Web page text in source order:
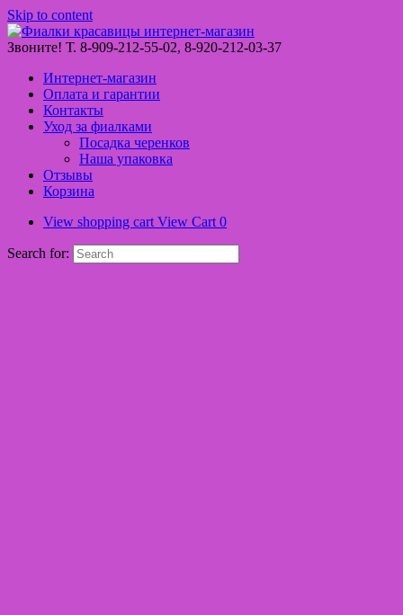
Skip to content
Звоните! Т. 8-909-212-55-02, 8-920-212-03-37
Интернет-магазин
Оплата и гарантии
Контакты
Уход за фиалками
Посадка черенков
Наша упаковка
Отзывы
Корзина
View shopping cart View Cart 0
Search for: